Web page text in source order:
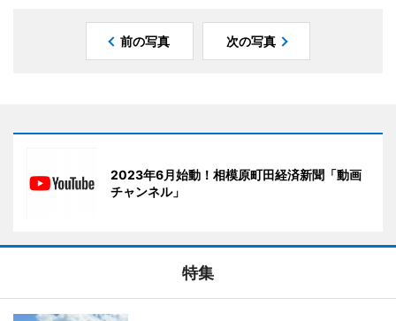
前の写真 次の写真
2023年6月始動！相模原町田経済新聞「動画
チャンネル」
特集